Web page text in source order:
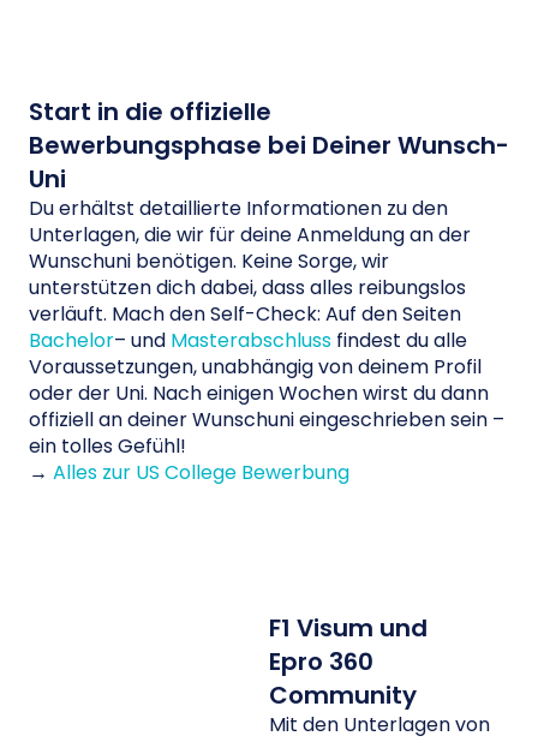
Start in die offizielle
Bewerbungsphase bei Deiner Wunsch-
Uni
Du erhältst detaillierte Informationen zu den
Unterlagen, die wir für deine Anmeldung an der
Wunschuni benötigen. Keine Sorge, wir
unterstützen dich dabei, dass alles reibungslos
verläuft. Mach den Self-Check: Auf den Seiten
Bachelor– und Masterabschluss findest du alle
Voraussetzungen, unabhängig von deinem Profil
oder der Uni. Nach einigen Wochen wirst du dann
offiziell an deiner Wunschuni eingeschrieben sein –
ein tolles Gefühl!
→ Alles zur US College Bewerbung
F1 Visum und
Epro 360
Community
Mit den Unterlagen von